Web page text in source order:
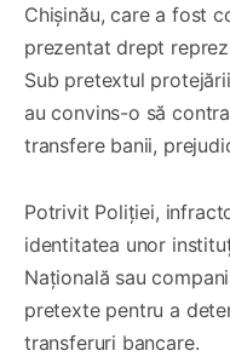
Chișinău, care a fost
prezentat drept
Sub pretextul
au convins-o să
transfere banii,
Potrivit Poliției,
identitatea unor
Națională sau
pretexte pentru a
transferuri bancare.